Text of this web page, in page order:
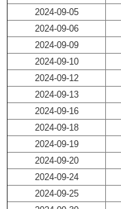
2024-09-05
2024-09-06
2024-09-09
2024-09-10
2024-09-12
2024-09-13
2024-09-16
2024-09-18
2024-09-19
2024-09-20
2024-09-24
2024-09-25